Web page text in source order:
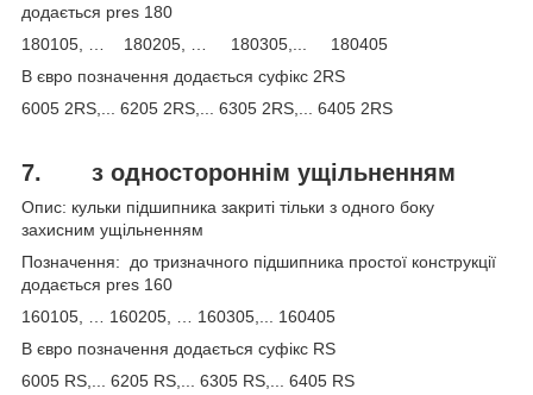
додається pres 180
180105, … 180205, … 180305,... 180405
В євро позначення додається суфікс 2RS
6005 2RS,... 6205 2RS,... 6305 2RS,... 6405 2RS
7. з одностороннім ущільненням
Опис: кульки підшипника закриті тільки з одного боку
захисним ущільненням
Позначення: до тризначного підшипника простої конструкції
додається pres 160
160105, … 160205, … 160305,... 160405
В євро позначення додається суфікс RS
6005 RS,... 6205 RS,... 6305 RS,... 6405 RS